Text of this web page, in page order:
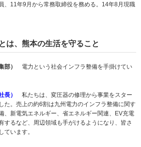
、11年9月から常務取締役を務める。14年8月現職
は、熊本の生活を守ること
部）
電力という社会インフラ整備を手掛けてい
長）
私たちは、変圧器の修理から事業をスター
た。売上の約6割は九州電力のインフラ整備に関す
、新電気エネルギー、省エネルギー関連、EV充電
するなど、周辺領域も手がけるようになり、皆さ
ています。